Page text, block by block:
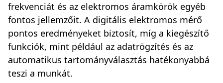
frekvenciát és az elektromos áramkörök egyéb
fontos jellemzőit. A digitális elektromos mérő
pontos eredményeket biztosít, míg a kiegészítő
funkciók, mint például az adatrögzítés és az
automatikus tartományválasztás hatékonyabbá
teszi a munkát.